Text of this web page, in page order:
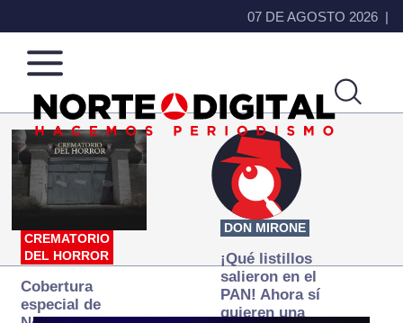
07 DE AGOSTO 2026
Norte
de
Ciudad
Más
que
noticias,
hacemos periodismo
CREMATORIO
DEL HORROR
Cobertura
especial de
DON MIRONE
¡Qué listillos
salieron en el
PAN! Ahora sí
quieren una